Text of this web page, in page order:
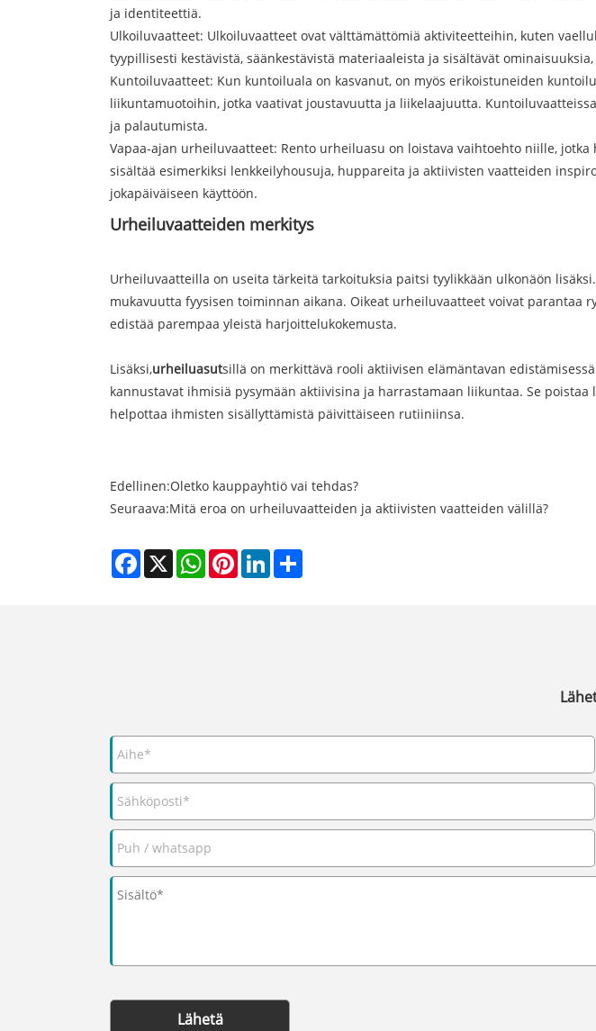
ja identiteettiä.
Ulkoiluvaatteet: Ulkoiluvaatteet ovat välttämättömiä aktiviteetteihin, kuten
tyypillisesti kestävistä, säänkestävistä materiaaleista ja sisältävät
Kuntoiluvaatteet: Kun kuntoiluala on kasvanut, on myös erikoistuneiden
liikuntamuotoihin, jotka vaativat joustavuutta ja liikelaajuutta.
ja palautumista.
Vapaa-ajan urheiluvaatteet: Rento urheiluasu on loistava vaihtoehto niille,
sisältää esimerkiksi lenkkeilyhousuja, huppareita ja aktiivisten vaatteiden
jokapäiväiseen käyttöön.
Urheiluvaatteiden merkitys
Urheiluvaatteilla on useita tärkeitä tarkoituksia paitsi tyylikkään ulkonäön
mukavuutta fyysisen toiminnan aikana. Oikeat urheiluvaatteet voivat parantaa
edistää parempaa yleistä harjoittelukokemusta.
Lisäksi,urheiluasutsillä on merkittävä rooli aktiivisen elämäntavan
kannustavat ihmisiä pysymään aktiivisina ja harrastamaan liikuntaa. Se
helpottaa ihmisten sisällyttämistä päivittäiseen rutiiniinsa.
Edellinen:Oletko kauppayhtiö vai tehdas?
Seuraava:Mitä eroa on urheiluvaatteiden ja aktiivisten vaatteiden välillä?
Facebook
X WhatsAppPinterestLinkedIn
Lähetä